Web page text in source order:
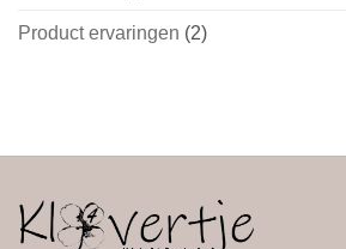
Product ervaringen (2)